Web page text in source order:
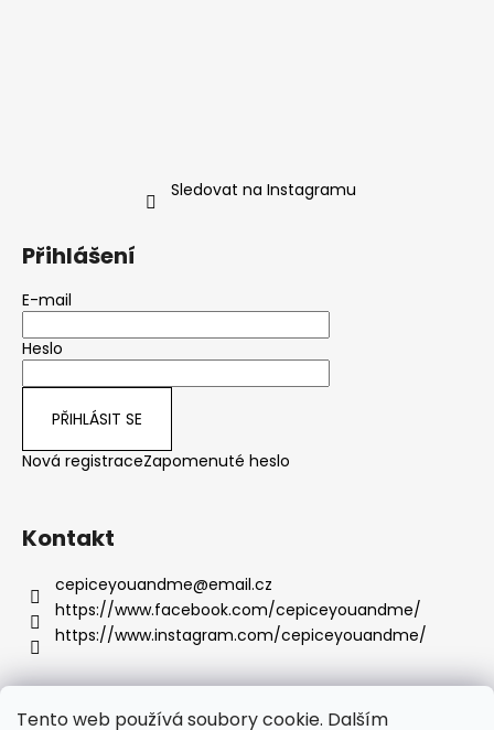
Tento web používá soubory cookie. Dalším
Sledovat na Instagramu
Přihlášení
E-mail
Heslo
PŘIHLÁSIT SE
Nová registraceZapomenuté heslo
Kontakt
cepiceyouandme@email.cz
https://www.facebook.com/cepiceyouandme/
https://www.instagram.com/cepiceyouandme/